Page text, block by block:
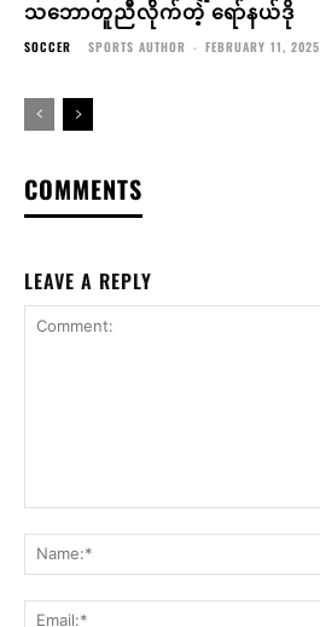
သဘောတူညီလိုက်တဲ့ ရော်နယ်ဒို
SOCCER SPORTS AUTHOR - FEBRUARY 11, 2025
COMMENTS
LEAVE A REPLY